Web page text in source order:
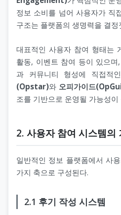
정보 소비를 넘어 사용자가 직
구조는 플랫폼의 생명력을 결
대표적인 사용자 참여 형태는
활동, 이벤트 참여 등이 있으
과 커뮤니티 형성에 직접적
(Opstar)와 오피가이드
조를 기반으로 운영될 가능성이
2. 사용자 참여 시스템의
일반적인 정보 플랫폼에서 사
가지 축으로 구성된다.
2.1 후기 작성 시스템